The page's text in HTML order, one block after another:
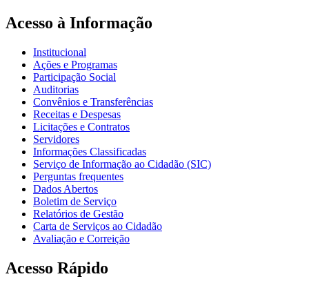
Acesso à Informação
Institucional
Ações e Programas
Participação Social
Auditorias
Convênios e Transferências
Receitas e Despesas
Licitações e Contratos
Servidores
Informações Classificadas
Serviço de Informação ao Cidadão (SIC)
Perguntas frequentes
Dados Abertos
Boletim de Serviço
Relatórios de Gestão
Carta de Serviços ao Cidadão
Avaliação e Correição
Acesso Rápido